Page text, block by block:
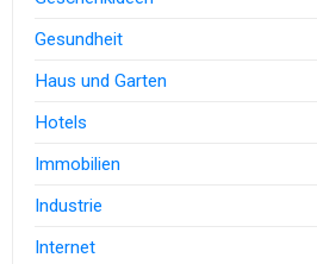
Gesundheit
Haus und Garten
Hotels
Immobilien
Industrie
Internet